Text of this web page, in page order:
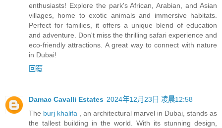
enthusiasts! Explore the park's African, Arabian, and Asian
villages, home to exotic animals and immersive habitats.
Perfect for families, it offers a unique blend of education
and adventure. Don't miss the thrilling safari experience and
eco-friendly attractions. A great way to connect with nature
in Dubai!
回覆
Damac Cavalli Estates 2024年12月23日 凌晨12:58
The burj khalifa
, an architectural marvel in Dubai, stands as
the tallest building in the world. With its stunning design,